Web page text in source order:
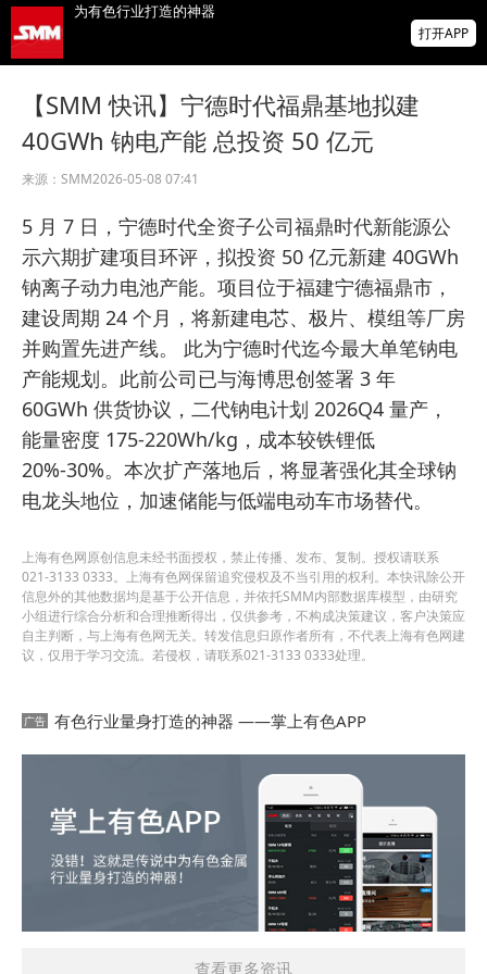
存储芯片股延续跌势，美股盘前SK海力士跌
超5%、闪迪跌超8%，金价升至近两月高位
元
打开APP
【SMM 快讯】宁德时代福鼎基地拟建
40GWh 钠电产能 总投资 50 亿元
来源： SMM2026-05-08 07:41
5 月 7 日，宁德时代全资子公司福鼎时代新能源公
示六期扩建项目环评，拟投资 50 亿元新建 40GWh
钠离子动力电池产能。项目位于福建宁德福鼎市，
建设周期 24 个月，将新建电芯、极片、模组等厂房
并购置先进产线。 此为宁德时代迄今最大单笔钠电
产能规划。此前公司已与海博思创签署 3 年
60GWh 供货协议，二代钠电计划 2026Q4 量产，
能量密度 175-220Wh/kg，成本较铁锂低
20%-30%。本次扩产落地后，将显著强化其全球钠
电龙头地位，加速储能与低端电动车市场替代。
上海有色网原创信息未经书面授权，禁止传播、发布、复制。授权请联系
021-3133 0333。上海有色网保留追究侵权及不当引用的权利。本快讯除公开
信息外的其他数据均是基于公开信息，并依托SMM内部数据库模型，由研究
小组进行综合分析和合理推断得出，仅供参考，不构成决策建议，客户决策应
自主判断，与上海有色网无关。转发信息归原作者所有，不代表上海有色网建
议，仅用于学习交流。若侵权，请联系021-3133 0333处理。
有色行业量身打造的神器 ——掌上有色APP
查看更多资讯